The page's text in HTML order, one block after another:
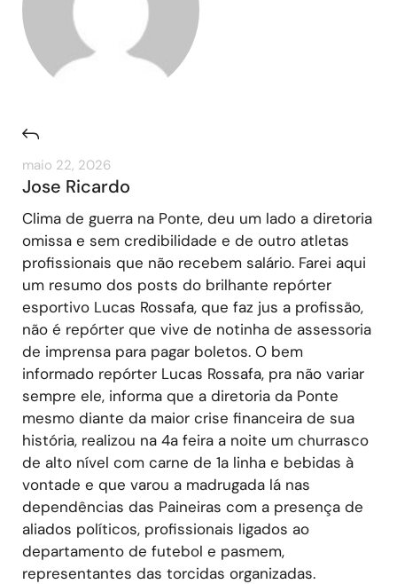
maio 22, 2026
Jose Ricardo
Clima de guerra na Ponte, deu um lado a diretoria
omissa e sem credibilidade e de outro atletas
profissionais que não recebem salário. Farei aqui
um resumo dos posts do brilhante repórter
esportivo Lucas Rossafa, que faz jus a profissão,
não é repórter que vive de notinha de assessoria
de imprensa para pagar boletos. O bem
informado repórter Lucas Rossafa, pra não variar
sempre ele, informa que a diretoria da Ponte
mesmo diante da maior crise financeira de sua
história, realizou na 4a feira a noite um churrasco
de alto nível com carne de 1a linha e bebidas à
vontade e que varou a madrugada lá nas
dependências das Paineiras com a presença de
aliados políticos, profissionais ligados ao
departamento de futebol e pasmem,
representantes das torcidas organizadas.